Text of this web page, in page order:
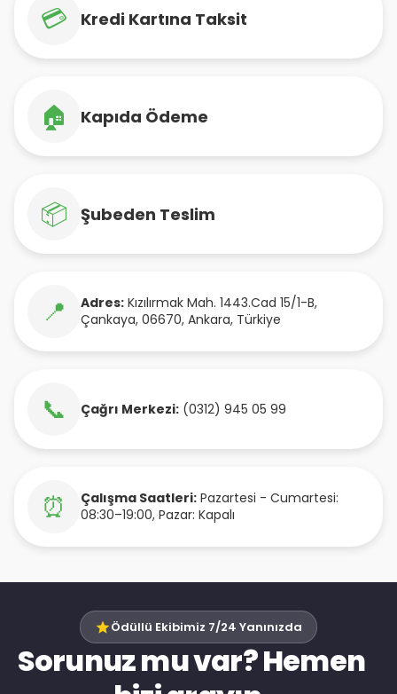
💳 Kredi Kartına Taksit
🏠 Kapıda Ödeme
📦 Şubeden Teslim
📍 Adres: Kızılırmak Mah. 1443.Cad 15/1-B,
Çankaya, 06670, Ankara, Türkiye
📞 Çağrı Merkezi: (0312) 945 05 99
⏰ Çalışma Saatleri: Pazartesi - Cumartesi:
08:30–19:00, Pazar: Kapalı
Ödüllü Ekibimiz 7/24 Yanınızda
Sorunuz mu var? Hemen